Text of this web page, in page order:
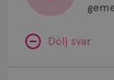
Dölj svar